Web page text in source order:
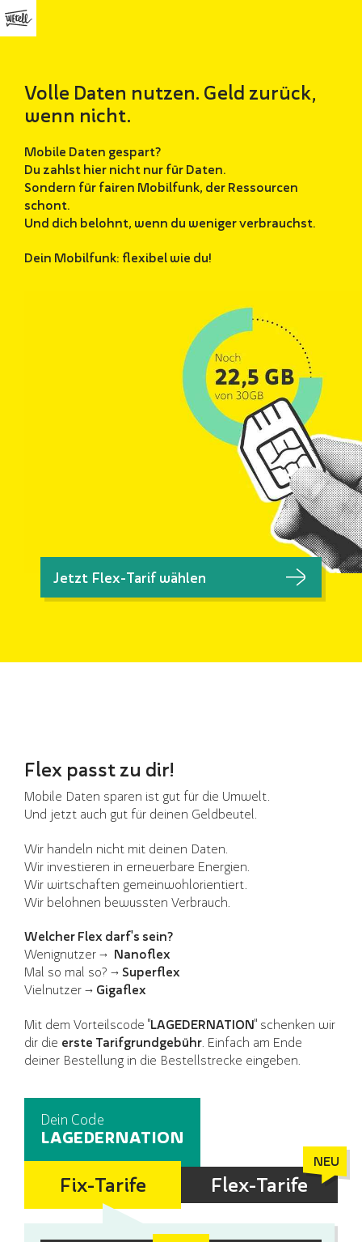
Volle Daten nutzen. Geld zurück,
wenn nicht.
Mobile Daten gespart?
Du zahlst hier nicht nur für Daten.
Sondern für fairen Mobilfunk, der Ressourcen
schont.
Und dich belohnt, wenn du weniger verbrauchst.
Dein Mobilfunk: flexibel wie du!
Jetzt Flex-Tarif wählen
Flex passt zu dir!
Mobile Daten sparen ist gut für die Umwelt.
Und jetzt auch gut für deinen Geldbeutel.
Wir handeln nicht mit deinen Daten.
Wir investieren in erneuerbare Energien.
Wir wirtschaften gemeinwohlorientiert.
Wir belohnen bewussten Verbrauch.
Welcher Flex darf's sein?
Wenignutzer → Nanoflex
Mal so mal so? → Superflex
Vielnutzer → Gigaflex
Mit dem Vorteilscode "LAGEDERNATION" schenken wir
dir die erste Tarifgrundgebühr. Einfach am Ende
deiner Bestellung in die Bestellstrecke eingeben.
Dein Code
LAGEDERNATION
Fix-Tarife Flex-Tarife